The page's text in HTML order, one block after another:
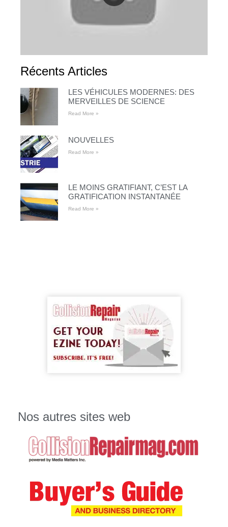
Récents Articles
LES VÉHICULES MODERNES: DES
MERVEILLES DE SCIENCE
Read More »
NOUVELLES
Read More »
LE MOINS GRATIFIANT, C’EST LA
GRATIFICATION INSTANTANÉE
Read More »
Nos autres sites web